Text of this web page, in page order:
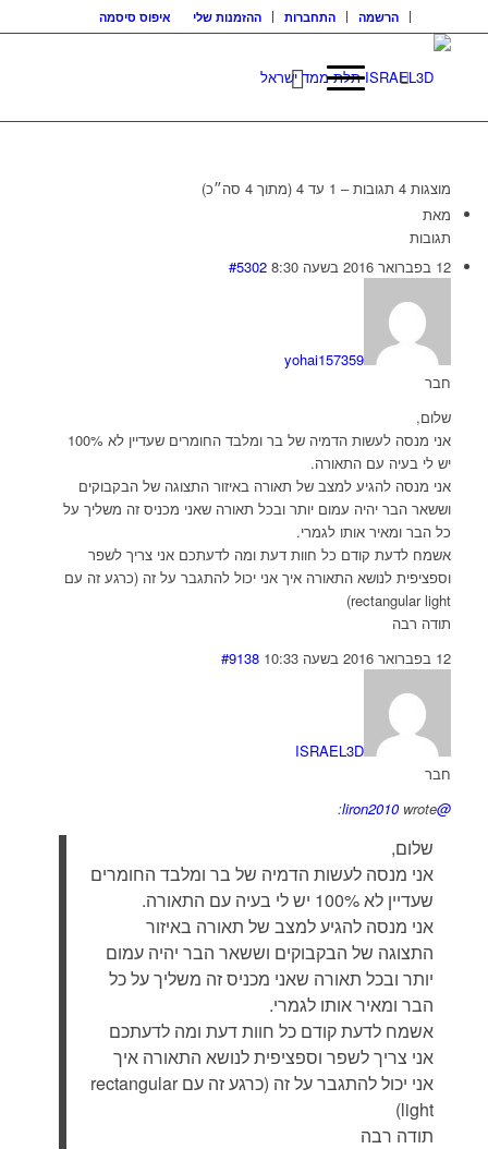
הרשמה התחברות ההזמנות שלי איפוס סיסמה
מוצגות 4 תגובות – 1 עד 4 (מתוך 4 סה״כ)
מאת
תגובות
12 בפברואר 2016 בשעה 8:30
#5302
yohai157359
חבר
שלום,
אני מנסה לעשות הדמיה של בר ומלבד החומרים שעדיין לא 100%
יש לי בעיה עם התאורה.
אני מנסה להגיע למצב של תאורה באיזור התצוגה של הבקבוקים
וששאר הבר יהיה עמום יותר ובכל תאורה שאני מכניס זה משליך על
כל הבר ומאיר אותו לגמרי.
אשמח לדעת קודם כל חוות דעת ומה לדעתכם אני צריך לשפר
וספציפית לנושא התאורה איך אני יכול להתגבר על זה (כרגע זה עם
rectangular light)
תודה רבה
12 בפברואר 2016 בשעה 10:33
#9138
ISRAEL3D
חבר
@liron2010
wrote:
שלום,
אני מנסה לעשות הדמיה של בר ומלבד החומרים
שעדיין לא 100% יש לי בעיה עם התאורה.
אני מנסה להגיע למצב של תאורה באיזור
התצוגה של הבקבוקים וששאר הבר יהיה עמום
יותר ובכל תאורה שאני מכניס זה משליך על כל
הבר ומאיר אותו לגמרי.
אשמח לדעת קודם כל חוות דעת ומה לדעתכם
אני צריך לשפר וספציפית לנושא התאורה איך
אני יכול להתגבר על זה (כרגע זה עם rectangular
light)
תודה רבה